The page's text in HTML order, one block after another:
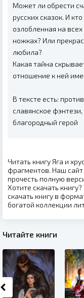
Может ли обрести
русских сказок. И
озлобленная на
ножках? Или
любила?
Какая тайна
отношение к ней
В тексте есть:
славянское
благородный герой
Читать книгу Яга и
фрагментов. Наш
прочесть полную
Хотите скачать
скачать книгу в
богатой коллекции
Читайте книги